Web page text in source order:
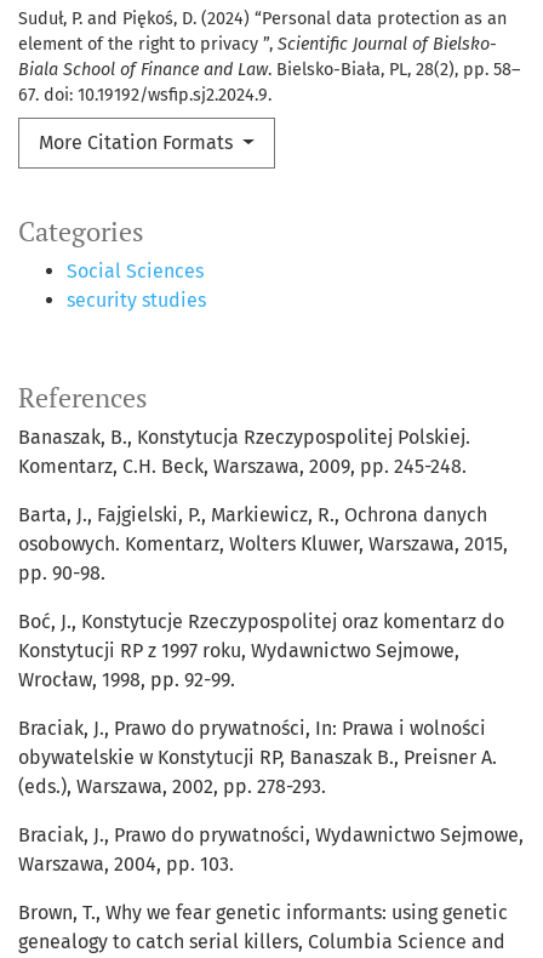
Categories
Social Sciences
security studies
Suduł, P. and Piękoś, D. (2024) “Personal data protection as an
element of the right to privacy ”, Scientific Journal of Bielsko-
Biala School of Finance and Law. Bielsko-Biała, PL, 28(2), pp. 58–
67. doi: 10.19192/wsfip.sj2.2024.9.
More Citation Formats
References
Banaszak, B., Konstytucja Rzeczypospolitej Polskiej.
Komentarz, C.H. Beck, Warszawa, 2009, pp. 245-248.
Barta, J., Fajgielski, P., Markiewicz, R., Ochrona danych
osobowych. Komentarz, Wolters Kluwer, Warszawa, 2015,
pp. 90-98.
Boć, J., Konstytucje Rzeczypospolitej oraz komentarz do
Konstytucji RP z 1997 roku, Wydawnictwo Sejmowe,
Wrocław, 1998, pp. 92-99.
Braciak, J., Prawo do prywatności, In: Prawa i wolności
obywatelskie w Konstytucji RP, Banaszak B., Preisner A.
(eds.), Warszawa, 2002, pp. 278-293.
Braciak, J., Prawo do prywatności, Wydawnictwo Sejmowe,
Warszawa, 2004, pp. 103.
Brown, T., Why we fear genetic informants: using genetic
genealogy to catch serial killers, Columbia Science and